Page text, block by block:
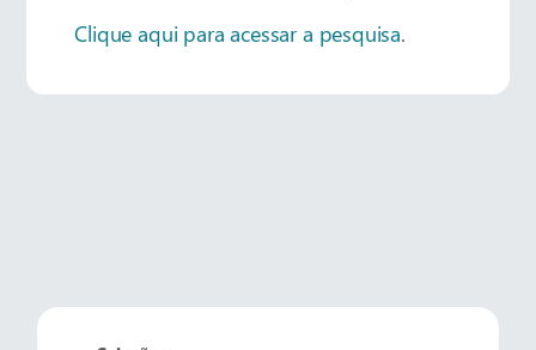
Clique aqui para acessar a pesquisa.